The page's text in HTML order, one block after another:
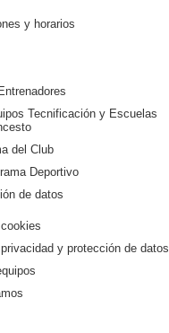
y horarios
Tecnificación y Escuelas
del Club
Deportivo
de datos
y protección de datos